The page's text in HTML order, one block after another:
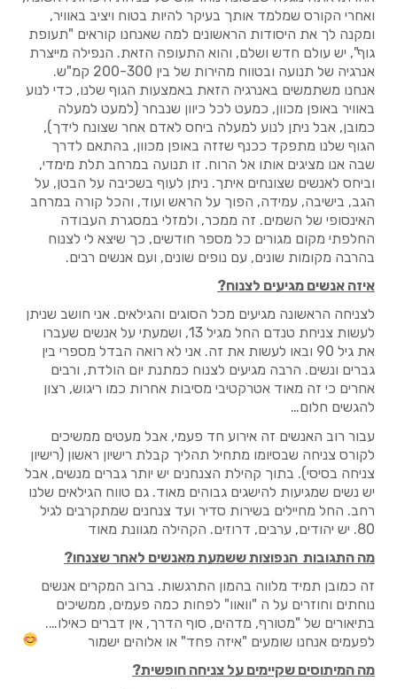
ואחרי הקורס שמלמד אותך בעיקר להיות בטוח ויציב באוויר,
ומקנה לך את היסודות הראשונים למה שאנחנו קוראים "תעופת
גוף", יש עולם חדש ושלם, והוא התעופה הזאת. הנפילה מייצרת
אנרגיה של תנועה ובטווח מהירות של בין 200-300 קמ"ש.
אנחנו משתמשים באנרגיה הזאת באמצעות הגוף שלנו, כדי לנוע
באוויר באופן מכוון, כמעט לכל כיוון שנבחר (למעט למעלה
כמובן, אבל ניתן לנוע למעלה ביחס לאדם אחר שצונח לידך),
הגוף שלנו מתפקד ככנף שזזה באופן מכוון, בהתאם לדרך
שבה אנו מציגים אותו אל הרוח. זו תנועה במרחב תלת מימדי,
וביחס לאנשים שצונחים איתך. ניתן לעוף בשכיבה על הבטן, על
הגב, בישיבה, עמידה, הפוך על הראש ועוד, והכל קורה במרחב
האינסופי של השמים. זה ממכר, ולמזלי במסגרת העבודה
החלפתי מקום מגורים כל מספר חודשים, כך שיצא לי לצנוח
בהרבה מקומות שונים, עם נופים שונים, ועם אנשים רבים.
איזה אנשים מגיעים לצנוח?
לצניחה הראשונה מגיעים מכל הסוגים והגילאים. אני חושב שניתן
לעשות צניחת טנדם החל מגיל 13, ושמעתי על אנשים שעברו
את גיל 90 ובאו לעשות את זה. אני לא רואה הבדל מספרי בין
גברים ונשים. הרבה מגיעים לצנוח כמתנת יום הולדת, ורבים
אחרים כי זה מאוד אטרקטיבי מסיבות אחרות כמו ריגוש, רצון
להגשים חלום…
עבור רוב האנשים זה אירוע חד פעמי, אבל מעטים ממשיכים
לקורס צניחה שבסיומו מתחיל תהליך קבלת רישיון ראשון (רישיון
צניחה בסיסי). בתוך קהילת הצנחנים יש יותר גברים מנשים, אבל
יש נשים שמגיעות להישגים גבוהים מאוד. גם טווח הגילאים שלנו
רחב. החל מחיילים בשירות סדיר ועד צנחנים שמתקרבים לגיל
80. יש יהודים, ערבים, דרוזים. הקהילה מגוונת מאוד
מה התגובות הנפוצות ששמעת מאנשים לאחר שצנחו?
זה כמובן תמיד מלווה בהמון התרגשות. ברוב המקרים אנשים
נוחתים וחוזרים על ה "וואוו" לפחות כמה פעמים, ממשיכים
בתיאורים של "מטורף, מדהים, סוף הדרך, אין דברים כאילו….
לפעמים אנחנו שומעים "איזה פחד" או אלוהים ישמור
מה המיתוסים שקיימים על צניחה חופשית?